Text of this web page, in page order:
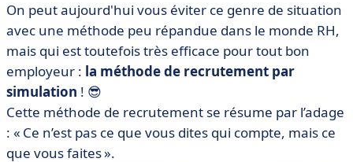
• Exemple de test de recrutement par simulation
• Les logiciels d’évaluation des compétences : la
technologie au service de l’homme
• La méthode de recrutement par simulation en bref
On peut aujourd'hui vous éviter ce genre de situation
avec une méthode peu répandue dans le monde RH,
mais qui est toutefois très efficace pour tout bon
employeur : la méthode de recrutement par
simulation ! 😎
Cette méthode de recrutement se résume par l’adage
: « Ce n’est pas ce que vous dites qui compte, mais ce
que vous faites ».